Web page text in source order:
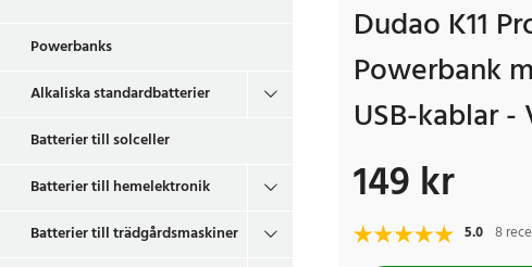
Powerbanks
Alkaliska standardbatterier
Batterier till solceller
Batterier till hemelektronik
Batterier till trädgårdsmaskiner
Dudao K11
Powerbank
USB-kablar -
Pris: 149 kr
149 kr
5.0 8